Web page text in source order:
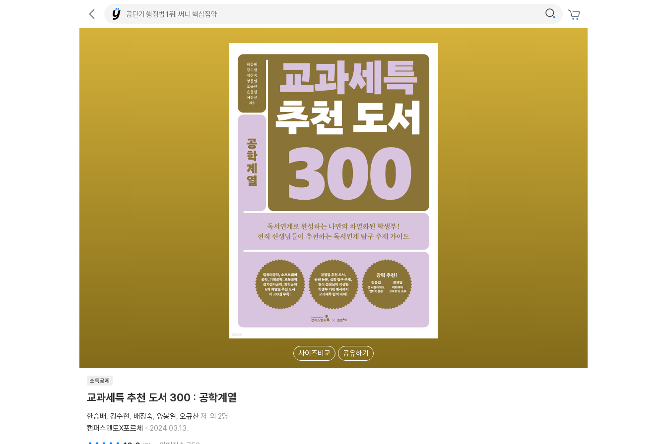
사이즈비교 공유하기
소득공제
교과세특 추천 도서 300 : 공학계열
한승배 강수현 배정숙 양봉열 오규찬저 외 2명
캠퍼스멘토X포르체
2024.03.13.